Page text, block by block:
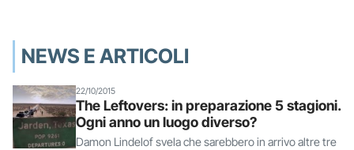
NEWS E ARTICOLI
22/10/2015
The Leftovers: in preparazione 5 stagioni.
Ogni anno un luogo diverso?
Damon Lindelof svela che sarebbero in arrivo altre tre